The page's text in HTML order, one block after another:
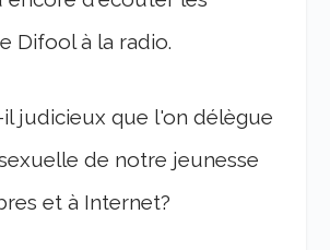
Difool à la radio.
judicieux que l'on délègue
de notre jeunesse
et à Internet?